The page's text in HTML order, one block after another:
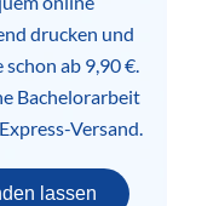
drucken und
schon ab 9,90 €.
Bachelorarbeit
Versand.
lassen